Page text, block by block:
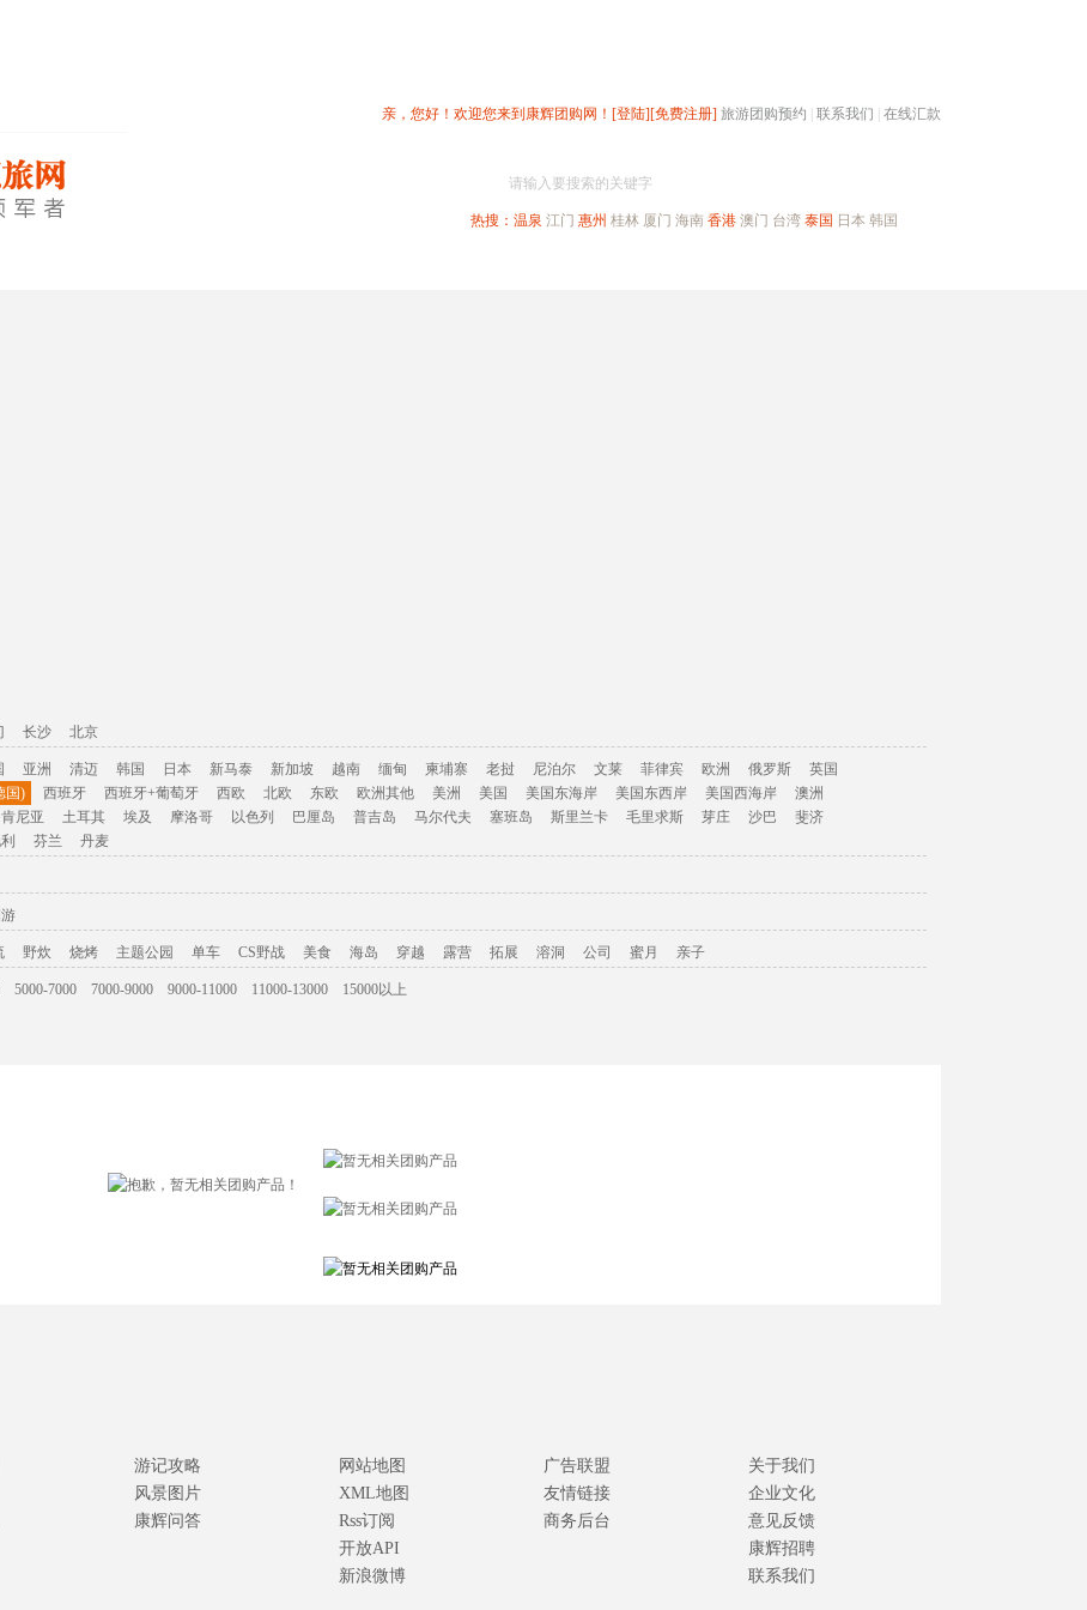
亲，您好！欢迎您来到康辉团购网！ [登陆][免费注册] 旅游团购预约 联系我们 在线汇款
请输入要搜索的关键字
热搜： 温泉 江门 惠州 桂林 厦门 海南 香港 澳门 台湾 泰国 日本 韩国
长沙 北京
亚洲 清迈 韩国 日本 新马泰 新加坡 越南 缅甸 柬埔寨 老挝 尼泊尔 文莱 菲律宾 欧洲 俄罗斯
英国
国) 西班牙 西班牙+葡萄牙 西欧 北欧 东欧 欧洲其他 美洲 美国 美国东海岸 美国东西岸 美国西海岸
澳洲
肯尼亚 土耳其 埃及 摩洛哥 以色列 巴厘岛 普吉岛 马尔代夫 塞班岛 斯里兰卡 毛里求斯 芽庄 沙巴
斐济
芬兰 丹麦
野炊 烧烤 主题公园 单车 CS野战 美食 海岛 穿越 露营 拓展 溶洞 公司 蜜月 亲子
5000-7000 7000-9000 9000-11000 11000-13000
15000以上
游记攻略
风景图片
康辉问答
网站地图
XML地图
Rss订阅
开放API
新浪微博
广告联盟
友情链接
商务后台
关于我们
企业文化
意见反馈
康辉招聘
联系我们